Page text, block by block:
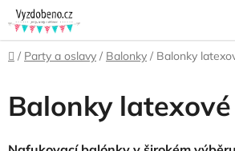
Přejít
na
obsah
Domů
/ Party a oslavy / Balonky / Balonky
Balonky